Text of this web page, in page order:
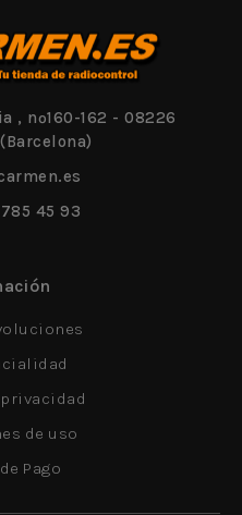
, nº160-162 - 08226
45 93
de uso
Pago